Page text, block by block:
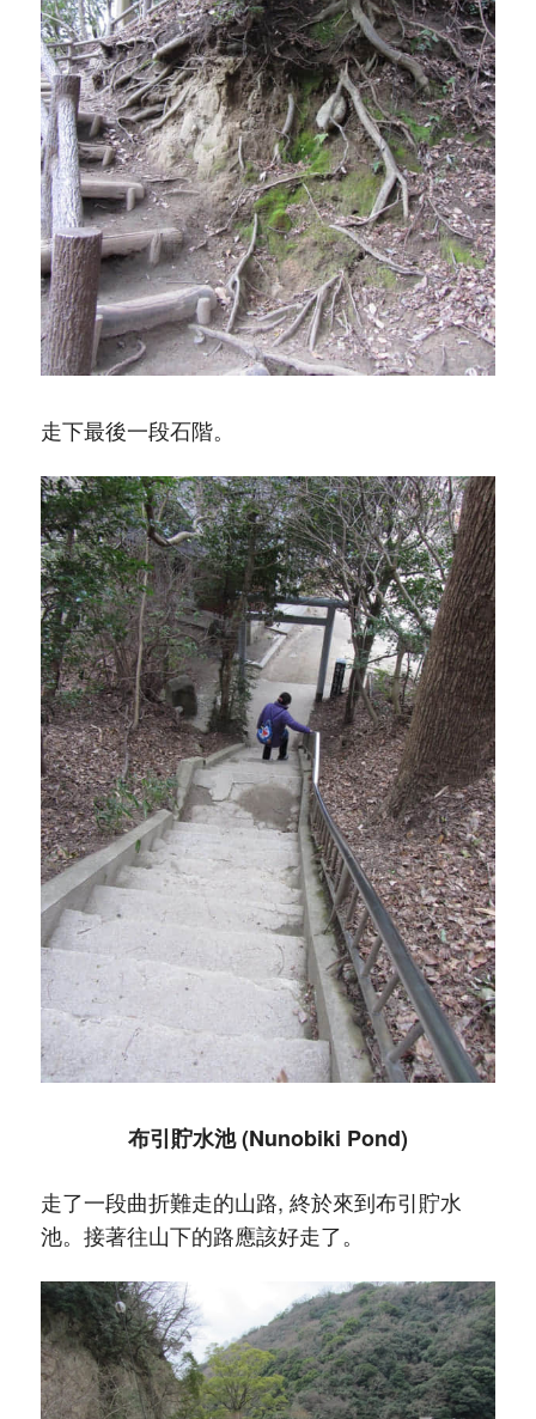
走下最後一段石階。
布引貯水池 (Nunobiki Pond)
走了一段曲折難走的山路, 終於來到布引貯水
池。接著往山下的路應該好走了。